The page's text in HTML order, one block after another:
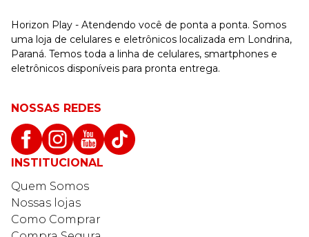
Horizon Play - Atendendo você de ponta a ponta. Somos
uma loja de celulares e eletrônicos localizada em Londrina,
Paraná. Temos toda a linha de celulares, smartphones e
eletrônicos disponíveis para pronta entrega.
NOSSAS REDES
INSTITUCIONAL
Quem Somos
Nossas lojas
Como Comprar